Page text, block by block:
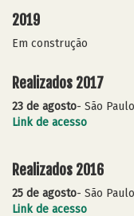
2019
Em construção
Realizados 2017
23 de agosto- São
Link de acesso
Realizados 2016
25 de agosto- São
Link de acesso